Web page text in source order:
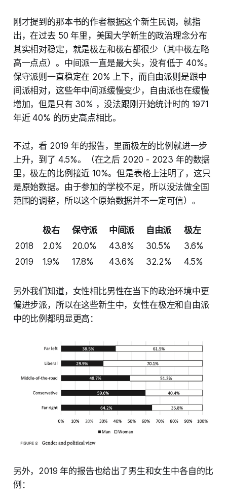
刚才提到的那本书的作者根据这个新生民调，就指
出，在过去 50 年里，美国大学新生的政治理念分布
其实相对稳定，就是极左和极右都很少（其中极左略
高一点点）。中间派一直是最大头，没有低于 40%。
保守派则一直稳定在 20% 上下，而自由派则是跟中
间派相对，这些年中间派缓慢变少，自由派也在缓慢
增加，但是只有 30% ，没法跟刚开始统计时的 1971
年近 40% 的历史高点相比。
不过，看 2019 年的报告，里面极左的比例就进一步
上升，到了 4.5%。（在之后 2020 - 2023 年的数据
里，极左的比例接近 10%。但是表格上注明了，这只
是原始数据。由于参加的学校不足，所以没法做全国
范围的调整，所以这个原始数据并不一定可信）。
极右 保守派 中间派 自由派
极左
2018
2.0% 20.0% 43.8% 30.5%
3.6%
2019
1.9% 17.8% 43.6% 32.2% 4.5%
另外我们知道，女性相比男性在当下的政治环境中更
偏进步派，所以在这些新生中，女性在极左和自由派
中的比例都明显更高：
另外，2019 年的报告也给出了男生和女生中各自的比
例：